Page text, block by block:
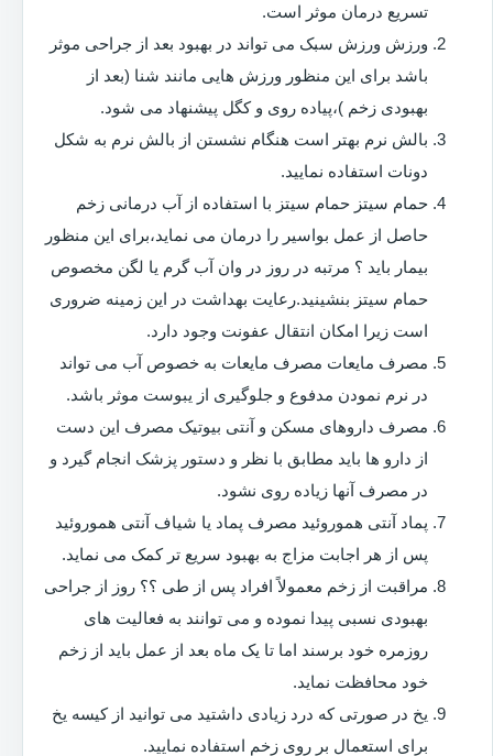
تسریع درمان موثر است.
ورزش ورزش سبک می تواند در بهبود بعد از جراحی موثر
باشد برای این منظور ورزش هایی مانند شنا (بعد از
بهبودی زخم )،پیاده روی و کگل پیشنهاد می شود.
بالش نرم بهتر است هنگام نشستن از بالش نرم به شکل
دونات استفاده نمایید.
حمام سیتز حمام سیتز با استفاده از آب درمانی زخم
حاصل از عمل بواسیر را درمان می نماید،برای این منظور
بیمار باید ؟ مرتبه در روز در وان آب گرم یا لگن مخصوص
حمام سیتز بنشینید.رعایت بهداشت در این زمینه ضروری
است زیرا امکان انتقال عفونت وجود دارد.
مصرف مایعات مصرف مایعات به خصوص آب می تواند
در نرم نمودن مدفوع و جلوگیری از یبوست موثر باشد.
مصرف داروهای مسکن و آنتی بیوتیک مصرف این دست
از دارو ها باید مطابق با نظر و دستور پزشک انجام گیرد و
در مصرف آنها زیاده روی نشود.
پماد آنتی هموروئید مصرف پماد یا شیاف آنتی هموروئید
پس از هر اجابت مزاج به بهبود سریع تر کمک می نماید.
مراقبت از زخم معمولاً افراد پس از طی ؟؟ روز از جراحی
بهبودی نسبی پیدا نموده و می توانند به فعالیت های
روزمره خود برسند اما تا یک ماه بعد از عمل باید از زخم
خود محافظت نماید.
یخ در صورتی که درد زیادی داشتید می توانید از کیسه یخ
برای استعمال بر روی زخم استفاده نمایید.